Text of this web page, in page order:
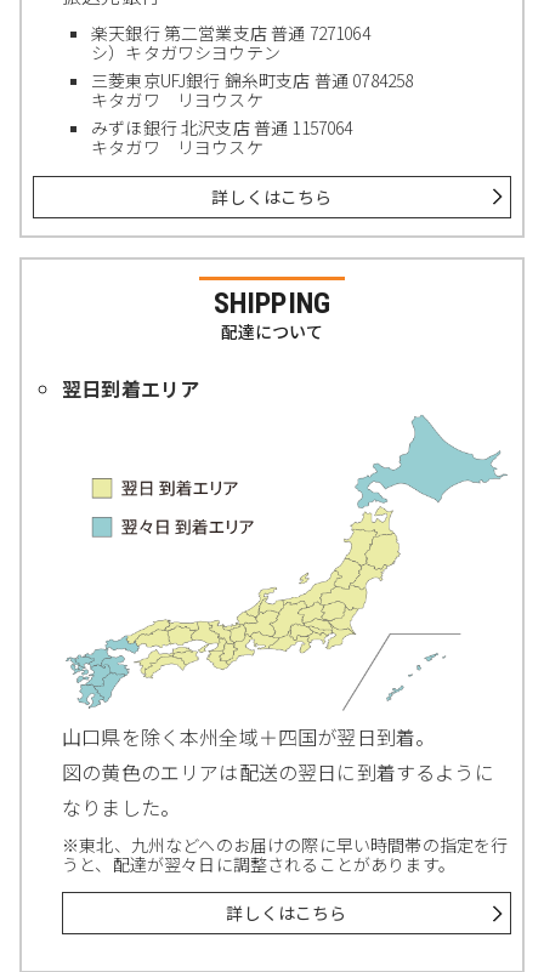
楽天銀行 第二営業支店 普通 7271064
シ）キタガワシヨウテン
三菱東京UFJ銀行 錦糸町支店 普通 0784258
キタガワ リヨウスケ
みずほ銀行 北沢支店 普通 1157064
キタガワ リヨウスケ
詳しくはこちら
SHIPPING
配達について
翌日到着エリア
山口県を除く本州全域＋四国が翌日到着。
図の黄色のエリアは配送の翌日に到着するように
なりました。
※東北、九州などへのお届けの際に早い時間帯の指定を行
うと、配達が翌々日に調整されることがあります。
詳しくはこちら